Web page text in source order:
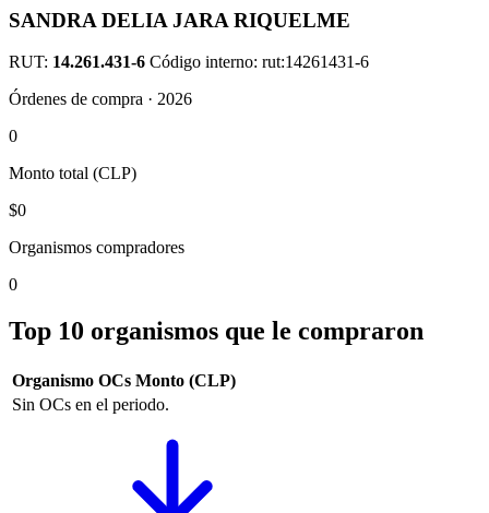
SANDRA DELIA JARA RIQUELME
RUT: 14.261.431-6 Código interno: rut:14261431-6
Órdenes de compra · 2026
0
Monto total (CLP)
$0
Organismos compradores
0
Top 10 organismos que le compraron
Organismo OCs Monto (CLP)
Sin OCs en el periodo.